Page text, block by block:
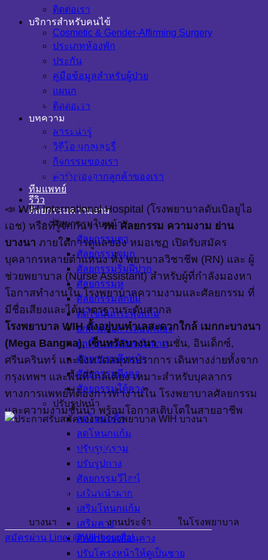
ติดต่อเรา
บริการสำหรับคนไข้
Cosmetic & Gender-Affirming Surgery
ประเภทห้องพัก
ประกัน
คู่มือข้อมูลสำหรับผู้ป่วย
แผนก
ติดต่อเรา
บทความ
สาระน่ารู้
วิดีโอ แกลเลอรี่
กิจกรรมของเรา
คำรับรองจากลูกค้าของเรา
ทีมแพทย์
รีวิว
ศัลยกรรมความงาม
ศัลยกรรมใบหน้า
ศัลยกรรมตา
ศัลยกรรมจมูก
ศัลยกรรมริมฝีปาก
ศัลยกรรมหู
ศัลยกรรมลักยิ้ม
ตัดไขมันกระพุ้งแก้ม
ยกคิ้วด้วยการส่องกล้อง
ยกคิ้วแบบเปิดหน้าผาก
ศัลยกรรมดึงหน้า
ศัลยกรรมดึงคอ
ศัลยกรรมใต้คาง
ปรับรูปหน้า
ลดโหนกคิ้ว
ลดโหนกแก้ม
ปรับรูปกราม
ปรับรูปคาง
ศัลยกรรมวีไลน์
เสริมหน้าผาก
เสริมโหนกแก้ม
เสริมคาง
ศัลยกรรมเลื่อนคาง
ปรับโครงหน้าให้ดูเป็นชาย
รับสมัครพนักงาน รพ. ศัลยกรรม ความ
งาม WIH International Hospital
(ดับเบิลยูไอเอช) ย่านบางนา –
สมุทรปราการ
📣 WIH International Hospital (โรงพยาบาลดับเบิลยูไอ
เอช) หรือที่รู้จักกันว่ารพ. ศัลยกรรม ความงาม ย่าน
บางนา ภายใต้การดูแลของ หมอเชฏ เปิดรับสมัคร
บุคลากรหลายตำแหน่ง ทั้ง พยาบาลวิชาชีพ (RN) และ ผู้
ช่วยพยาบาล (Nurse Assistant) สำหรับผู้ที่กำลังมองหา
โอกาสทำงานใน โรงพยาบาลความงามและศัลยกรรม ที่
มีชื่อเสียงและได้มาตรฐานระดับสากล
โรงพยาบาล WIH ตั้งอยู่บนทำเลสะดวกใกล้ เมกกะบางนา
(Mega Bangna), เซ็นทรัลบางนา, เนชั่น, อินเด็กซ์,
ศรีนครินทร์ และจังหวัดสมุทรปราการ เดินทางง่ายทั้งจาก
กรุงเทพฯ และพื้นที่ใกล้เคียง เหมาะสำหรับบุคลากร
ทางการแพทย์ที่ต้องการทำงานใน โรงพยาบาลศัลยกรรม
และความงามชั้นนำ พร้อมโอกาสเติบโตในสายอาชีพ
กุ๊ก - ผู้ช่วยกุ๊ก, ช่างแอร์
อาคาร, แคชเชียร์
บางนา งานประจำ
ในโรงพยาบาล
สมัครผ่าน Line: @WIHhospital